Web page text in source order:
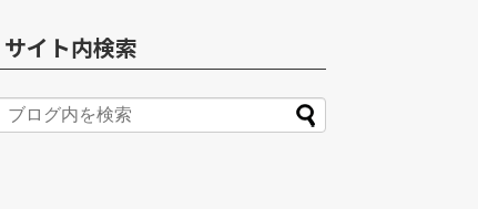
法の3大原則を絶対に変えさせてはな...
サイト内検索